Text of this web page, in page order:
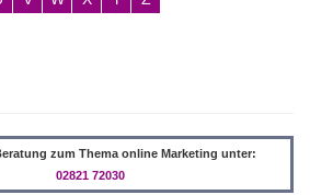
zum Thema online Marketing unter:
02821 72030